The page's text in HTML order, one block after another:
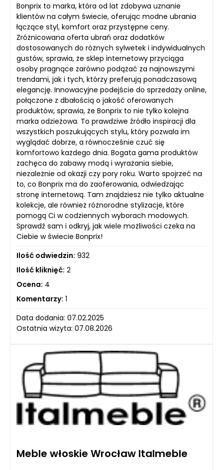
Bonprix to marka, która od lat zdobywa uznanie
klientów na całym świecie, oferując modne ubrania
łączące styl, komfort oraz przystępne ceny.
Zróżnicowana oferta ubrań oraz dodatków
dostosowanych do różnych sylwetek i indywidualnych
gustów, sprawia, że sklep internetowy przyciąga
osoby pragnące zarówno podążać za najnowszymi
trendami, jak i tych, którzy preferują ponadczasową
elegancję. Innowacyjne podejście do sprzedaży online,
połączone z dbałością o jakość oferowanych
produktów, sprawia, że Bonprix to nie tylko kolejna
marka odzieżowa. To prawdziwe źródło inspiracji dla
wszystkich poszukujących stylu, który pozwala im
wyglądać dobrze, a równocześnie czuć się
komfortowo każdego dnia. Bogata gama produktów
zachęca do zabawy modą i wyrażania siebie,
niezależnie od okazji czy pory roku. Warto spojrzeć na
to, co Bonprix ma do zaoferowania, odwiedzając
stronę internetową. Tam znajdziesz nie tylko aktualne
kolekcje, ale również różnorodne stylizacje, które
pomogą Ci w codziennych wyborach modowych.
Sprawdź sam i odkryj, jak wiele możliwości czeka na
Ciebie w świecie Bonprix!
Ilość odwiedzin: 932
Ilość kliknięć: 2
Ocena: 4
Komentarzy: 1
Data dodania: 07.02.2025
Ostatnia wizyta: 07.08.2026
Meble włoskie Wrocław Italmeble